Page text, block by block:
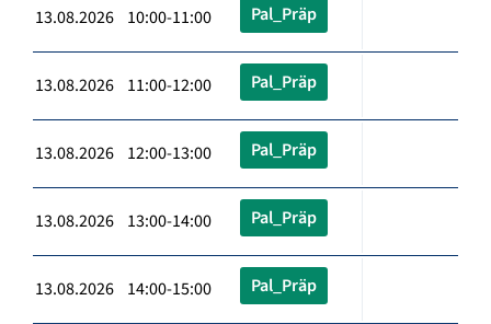
13.08.2026 10:00-11:00 Pal_Präp
13.08.2026 11:00-12:00 Pal_Präp
13.08.2026 12:00-13:00 Pal_Präp
13.08.2026 13:00-14:00 Pal_Präp
13.08.2026 14:00-15:00 Pal_Präp